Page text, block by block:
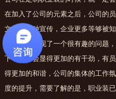
在加入了公司的元素之后，公司的
文化的一种宣传，企业更多等够被
者，小编发现了一个很有趣的问题
下，员工会显得更加的有干劲，有
得更加的和谐，公司的集体的工作
度的提升，需要了解的是，职业装